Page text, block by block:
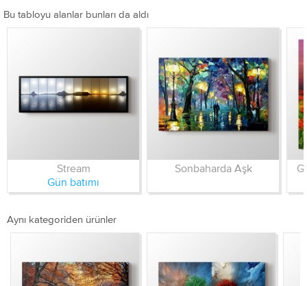
Bu tabloyu alanlar bunları da aldı
Stream
Gün batımı
Sonbaharda Aşk
Aynı kategoriden ürünler